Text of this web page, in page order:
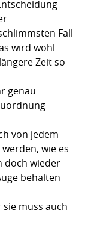
Fall
wird wohl
Zeit so
genau
von jedem
wie es
doch wieder
behalten
muss auch